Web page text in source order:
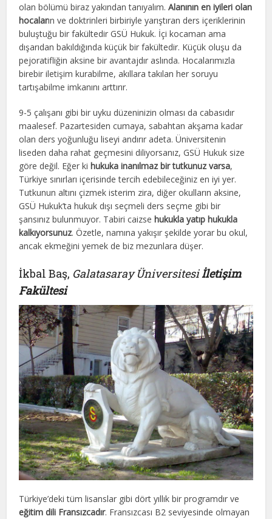
olan bölümü biraz yakından tanıyalım.Alanının en iyileri olan
hocaların ve doktrinleri birbiriyle yarıştıran ders içeriklerinin
buluştuğu bir fakültedir GSÜ Hukuk. İçi kocaman ama
dışarıdan bakıldığında küçük bir fakültedir. Küçük oluşu da
pejoratifliğin aksine bir avantajdır aslında. Hocalarımızla
birebir iletişim kurabilme, akıllara takılan her soruyu
tartışabilme imkanını arttırır.
9-5 çalışanı gibi bir uyku düzeninizin olması da cabasıdır
maalesef. Pazartesiden cumaya, sabahtan akşama kadar
olan ders yoğunluğu liseyi andırır adeta. Üniversitenin
liseden daha rahat geçmesini diliyorsanız, GSÜ Hukuk size
göre değil. Eğer kihukuka inanılmaz bir tutkunuz varsa,
Türkiye sınırları içerisinde tercih edebileceğiniz en iyi yer.
Tutkunun altını çizmek isterim zira, diğer okulların aksine,
GSÜ Hukuk’ta hukuk dışı seçmeli ders seçme gibi bir
şansınız bulunmuyor. Tabiri caizsehukukla yatıp hukukla
kalkıyorsunuz. Özetle, namına yakışır şekilde yorar bu okul,
ancak ekmeğini yemek de biz mezunlara düşer.
İkbal Baş, Galatasaray Üniversitesiİletişim
Fakültesi
Türkiye’deki tüm lisanslar gibi dört yıllık bir programdır ve
eğitim dili Fransızcadır. Fransızcası B2 seviyesinde olmayan